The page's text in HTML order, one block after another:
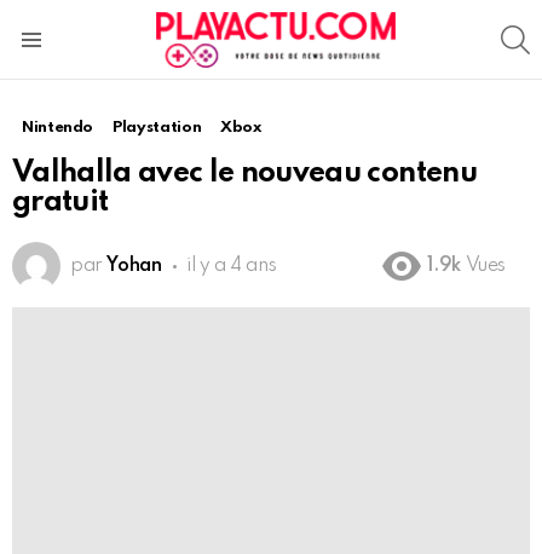
Nintendo Playstation Xbox
Valhalla avec le nouveau contenu
gratuit
par Yohan il y a 4 ans 1.9k Vues